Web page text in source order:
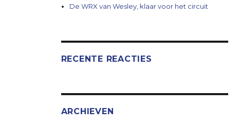
De WRX van Wesley, klaar voor het circuit
RECENTE REACTIES
ARCHIEVEN